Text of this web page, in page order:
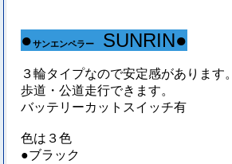
●サンエンペラー SUNRIN●
３輪タイプなので安定感があります。
歩道・公道走行できます。
バッテリーカットスイッチ有
色は３色
●ブラック